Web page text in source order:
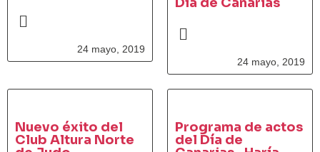
24 mayo, 2019
24 mayo, 2019
Nuevo éxito del
Club Altura Norte
Programa de actos
del Día de